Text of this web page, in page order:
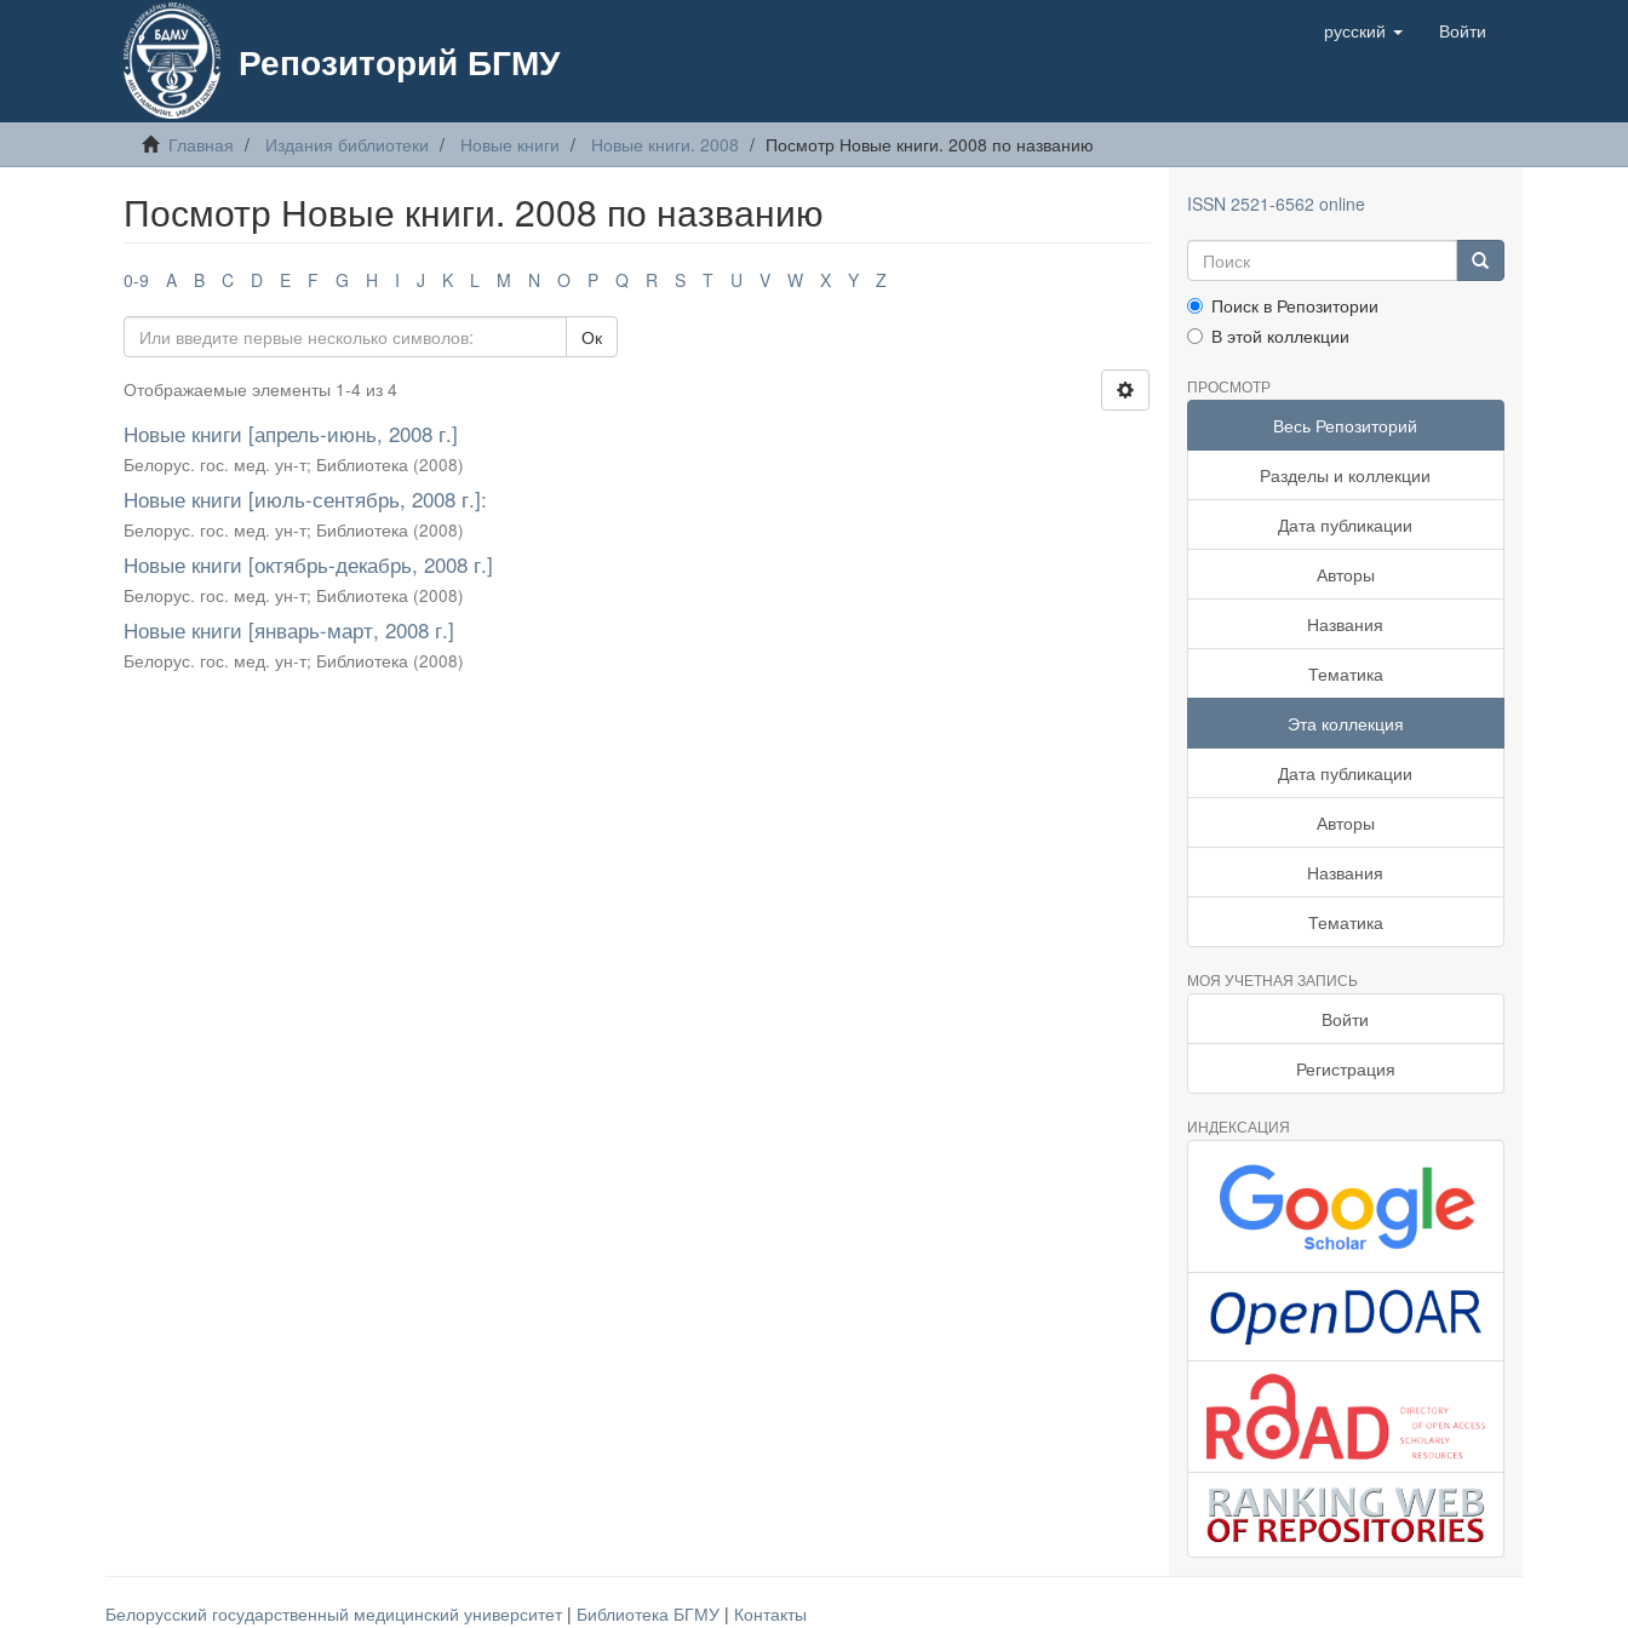
Репозиторий БГМУ
русский Войти
Главная Издания библиотеки Новые книги Новые книги. 2008 Посмотр Новые книги. 2008 по названию
Посмотр Новые книги. 2008 по названию
0-9 A B C D E F G H I J K L M N O P Q R S T U V W X Y Z
Ок
Отображаемые элементы 1-4 из 4
Новые книги [апрель-июнь, 2008 г.]
Белорус. гос. мед. ун-т; Библиотека (2008)
Новые книги [июль-сентябрь, 2008 г.]:
Белорус. гос. мед. ун-т; Библиотека (2008)
Новые книги [октябрь-декабрь, 2008 г.]
Белорус. гос. мед. ун-т; Библиотека (2008)
Новые книги [январь-март, 2008 г.]
Белорус. гос. мед. ун-т; Библиотека (2008)
ISSN 2521-6562 online
Поиск в Репозитории
В этой коллекции
ПРОСМОТР
Весь Репозиторий
Разделы и коллекции
Дата публикации
Авторы
Названия
Тематика
Эта коллекция
Дата публикации
Авторы
Названия
Тематика
МОЯ УЧЕТНАЯ ЗАПИСЬ
Войти
Регистрация
ИНДЕКСАЦИЯ
Белорусский государственный медицинский университет | Библиотека БГМУ | Контакты